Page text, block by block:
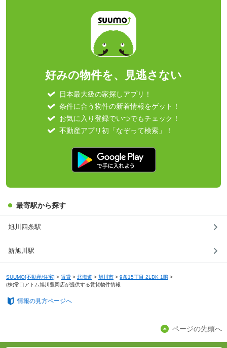
好みの物件を、見逃さない
日本最大級の家探しアプリ！
条件に合う物件の新着情報をゲット！
お気に入り登録でいつでもチェック！
不動産アプリ初「なぞって検索」！
最寄駅から探す
旭川四条駅
新旭川駅
SUUMO[不動産/住宅] > 賃貸 > 北海道 > 旭川市 > 9条15丁目 2LDK 1階 >
(株)常口アトム旭川豊岡店が提供する賃貸物件情報
情報の見方ページへ
ページの先頭へ